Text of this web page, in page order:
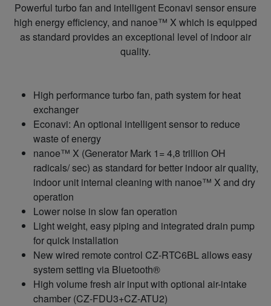
Powerful turbo fan and intelligent Econavi sensor ensure
high energy efficiency, and nanoe™ X which is equipped
as standard provides an exceptional level of indoor air
quality.
High performance turbo fan, path system for heat
exchanger
Econavi: An optional intelligent sensor to reduce
waste of energy
nanoe™ X (Generator Mark 1= 4,8 trillion OH
radicals/ sec) as standard for better indoor air quality,
indoor unit internal cleaning with nanoe™ X and dry
operation
Lower noise in slow fan operation
Light weight, easy piping and integrated drain pump
for quick installation
New wired remote control CZ-RTC6BL allows easy
system setting via Bluetooth®
High volume fresh air input with optional air-intake
chamber (CZ-FDU3+CZ-ATU2)